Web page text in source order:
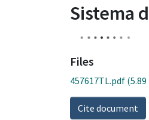
Sistema
Files
457617TL.pdf (5.89
Cite document